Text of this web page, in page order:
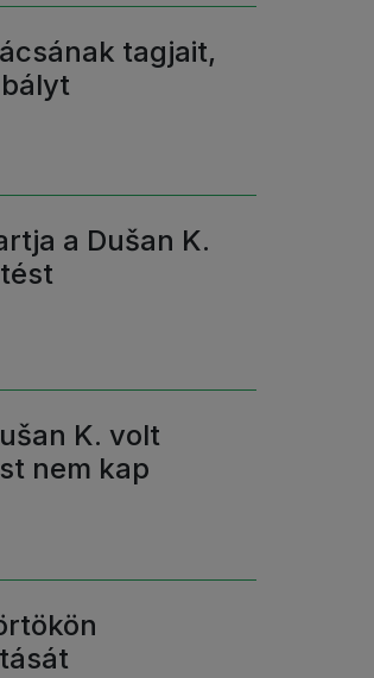
tagjait,
a Dušan K.
K. volt
nem kap